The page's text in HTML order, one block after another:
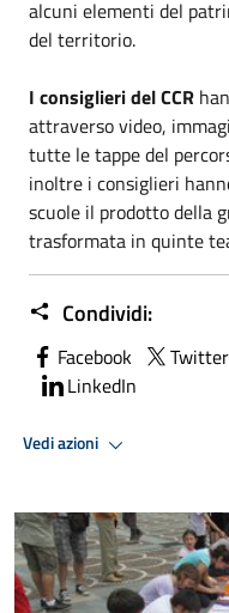
alcuni elementi del
del territorio.
I consiglieri del CCR
attraverso video,
tutte le tappe del
inoltre i consiglieri
scuole il prodotto della
trasformata in quinte
Condividi:
Facebook Twitter
LinkedIn
Vedi azioni